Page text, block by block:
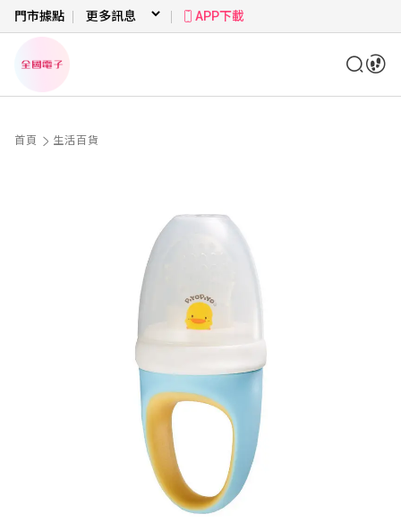
門市據點 APP下載
首頁 生活百貨